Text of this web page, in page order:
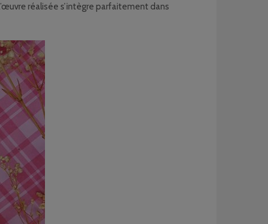
réalisée s’intègre parfaitement dans